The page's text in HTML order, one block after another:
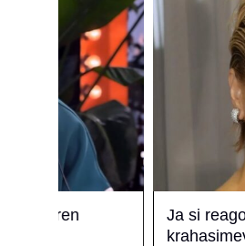
Ja si reagon Monika
krahasimeve që po i